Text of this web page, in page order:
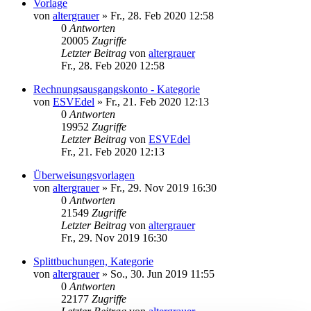
Vorlage
von altergrauer» Fr., 28. Feb 2020 12:58
0 Antworten
20005 Zugriffe
Letzter Beitrag von altergrauer
Fr., 28. Feb 2020 12:58
Rechnungsausgangskonto - Kategorie
von ESVEdel » Fr., 21. Feb 2020 12:13
0 Antworten
19952 Zugriffe
Letzter Beitrag von ESVEdel
Fr., 21. Feb 2020 12:13
Überweisungsvorlagen
von altergrauer» Fr., 29. Nov 2019 16:30
0 Antworten
21549 Zugriffe
Letzter Beitrag von altergrauer
Fr., 29. Nov 2019 16:30
Splittbuchungen, Kategorie
von altergrauer» So., 30. Jun 2019 11:55
0 Antworten
22177 Zugriffe